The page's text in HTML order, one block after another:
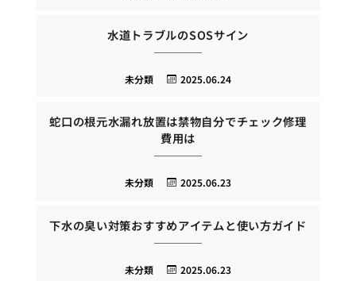
水道トラブルのSOSサイン
2025.06.24
未分類
蛇口の根元水漏れ放置は禁物自分でチェック修理
費用は
2025.06.23
未分類
下水の臭い対策おすすめアイテムと使い方ガイド
2025.06.23
未分類